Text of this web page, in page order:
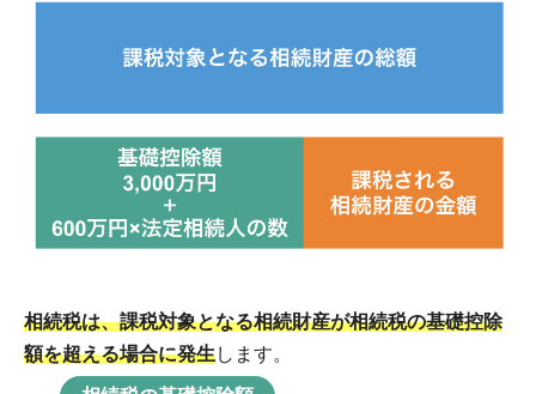
相続税は、課税対象となる相続財産が相続税の基礎控除
額を超える場合に発生します。